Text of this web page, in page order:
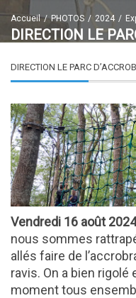
Accueil PHOTOS 2024
DIRECTION LE
DIRECTION LE PARC
Vendredi 16 août2024
nous sommes
allés faire de
ravis. On a bien
moment tous